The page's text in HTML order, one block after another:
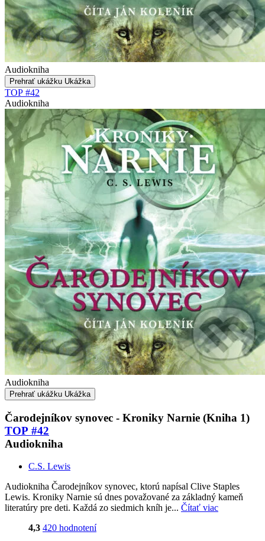
Audiokniha
Prehrať ukážku Ukážka
TOP #42
Audiokniha
Audiokniha
Prehrať ukážku Ukážka
Čarodejníkov synovec - Kroniky Narnie (Kniha 1)
TOP #42
Audiokniha
C.S. Lewis
Audiokniha Čarodejníkov synovec, ktorú napísal Clive Staples
Lewis. Kroniky Narnie sú dnes považované za základný kameň
literatúry pre deti. Každá zo siedmich kníh je... Čítať viac
4,3 420 hodnotení